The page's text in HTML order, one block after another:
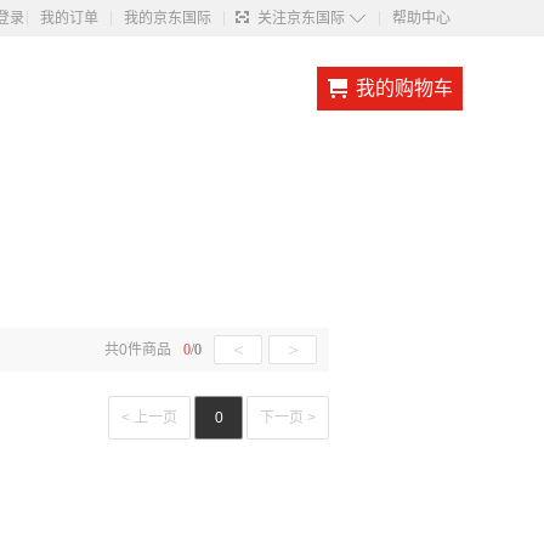
录 我的订单 我的京东国际 关注京东国际 ◇ 帮助中心
我的购物车
0/0 < >
共0件商品
< 上一页 0 下一页 >